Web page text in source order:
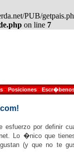
PUB/
on line 7
·Posiciones·
esfuerzo por definir
Lo �nico que
(y que no te